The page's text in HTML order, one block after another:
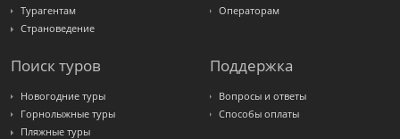
Турагентам
Страноведение
Операторам
Поиск туров
Новогодние туры
Горнолыжные туры
Пляжные туры
Поддержка
Вопросы и ответы
Способы оплаты